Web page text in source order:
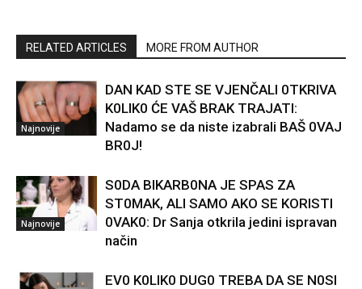
RELATED ARTICLES MORE FROM AUTHOR
Najnovije
DAN KAD STE SE VJENČALI 0TKRIVA
K0LIK0 ĆE VAŠ BRAK TRAJATI:
Nadamo se da niste izabrali BAŠ 0VAJ
BR0J!
Najnovije
S0DA BIKARB0NA JE SPAS ZA
ST0MAK, ALI SAMO AKO SE KORISTI
0VAK0: Dr Sanja otkrila jedini ispravan
način
EV0 K0LIK0 DUG0 TREBA DA SE N0SI